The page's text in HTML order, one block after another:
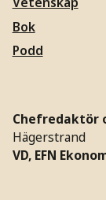
Bok
Podd
Chefredaktör
Hägerstrand
VD, EFN